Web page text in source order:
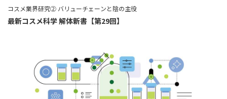
コスメ業界研究② バリューチェーンと陰の主役
最新コスメ科学 解体新書【第29回】